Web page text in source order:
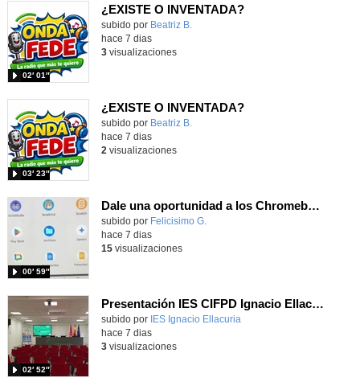
¿EXISTE O INVENTADA?
Contenido educativo.
subido por Beatriz B.
02′ 01″
hace 7 dias
3visualizaciones
¿EXISTE O INVENTADA?
Contenido educativo.
subido por Beatriz B.
03′ 23″
hace 7 dias
2 visualizaciones
Dale una oportunidad a los Chromebooks y utiliza un proyector para realizar talleres si no tienes pantallas táctiles
Contenido educativo.
subido por Felicisimo G.
00′ 59″
hace 7 dias
15visualizaciones
Presentación IES CIFPD Ignacio Ellacuría
Contenido educativo.
subido por IES Ignacio Ellacuria
02′ 52″
hace 7 dias
3visualizaciones